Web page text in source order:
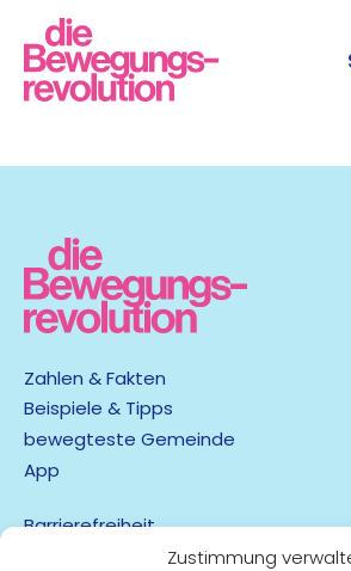
Zustimmung
Zahlen & Fakten
Beispiele & Tipps
bewegteste Gemeinde
App
Barrierefreiheit